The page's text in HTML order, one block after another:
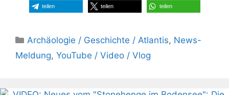
teilen teilen teilen
Kategorien
Archäologie / Geschichte / Atlantis, News-
Meldung, YouTube / Video / Vlog